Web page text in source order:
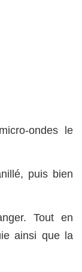
ondes le
puis bien
Tout en
ainsi que la